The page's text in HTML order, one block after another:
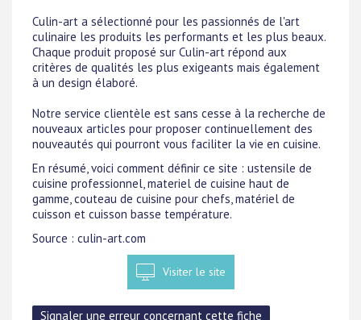
Culin-art a sélectionné pour les passionnés de l'art
culinaire les produits les performants et les plus beaux.
Chaque produit proposé sur Culin-art répond aux
critères de qualités les plus exigeants mais également
à un design élaboré.
Notre service clientèle est sans cesse à la recherche de
nouveaux articles pour proposer continuellement des
nouveautés qui pourront vous faciliter la vie en cuisine.
En résumé, voici comment définir ce site : ustensile de
cuisine professionnel, materiel de cuisine haut de
gamme, couteau de cuisine pour chefs, matériel de
cuisson et cuisson basse température.
Source : culin-art.com
Visiter le site